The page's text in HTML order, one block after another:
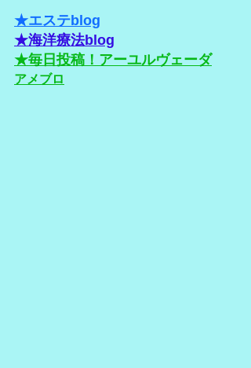
★エステblog
★海洋療法blog
★毎日投稿！アーユルヴェーダ
アメブロ